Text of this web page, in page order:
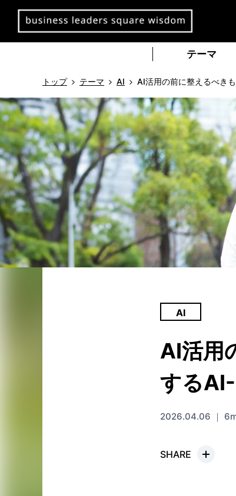
テーマ
トップ テーマ AI AI活用の前に整えるべき
AI活用
する
AI
2026.04.06 ｜
SHARE